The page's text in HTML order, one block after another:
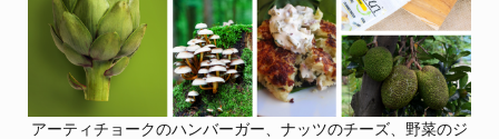
アーティチョークのハンバーガー、ナッツのチーズ、野菜のジ